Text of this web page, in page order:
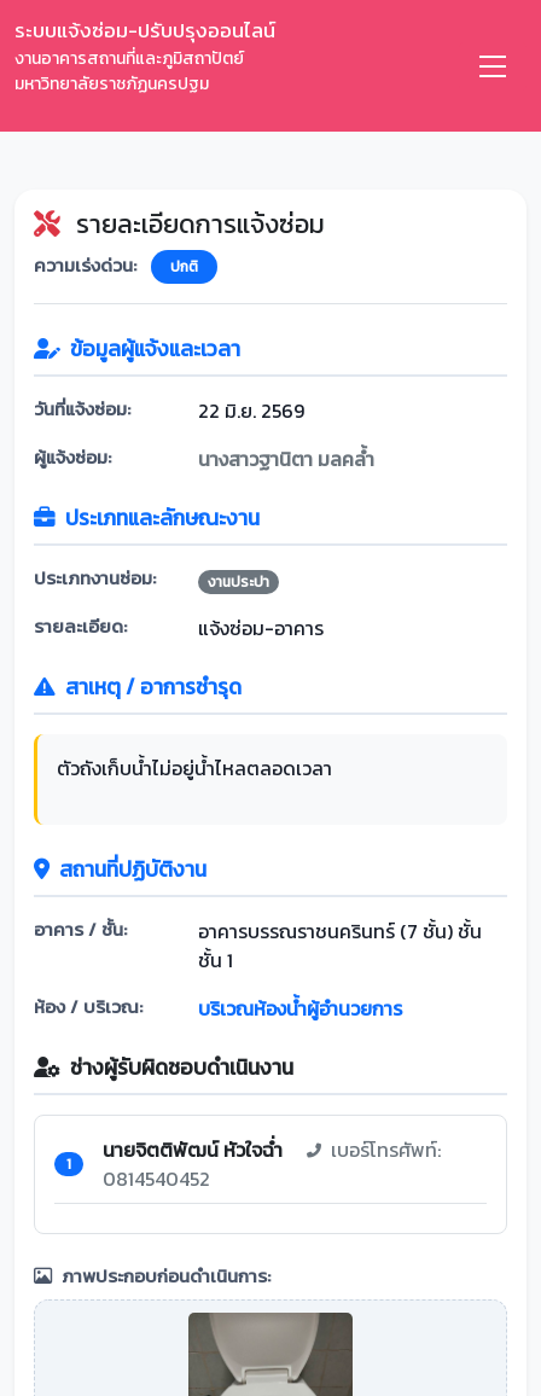
ระบบแจ้งซ่อม-ปรับปรุงออนไลน์
งานอาคารสถานที่และภูมิสถาปัตย์
มหาวิทยาลัยราชภัฏนครปฐม
รายละเอียดการแจ้งซ่อม
ความเร่งด่วน: ปกติ
ข้อมูลผู้แจ้งและเวลา
วันที่แจ้งซ่อม: 22 มิ.ย. 2569
ผู้แจ้งซ่อม: นางสาวฐานิตา มลคล้ำ
ประเภทและลักษณะงาน
ประเภทงานซ่อม: งานประปา
รายละเอียด: แจ้งซ่อม-อาคาร
สาเหตุ / อาการชำรุด
ตัวถังเก็บน้ำไม่อยู่น้ำไหลตลอดเวลา
สถานที่ปฏิบัติงาน
อาคาร / ชั้น:
อาคารบรรณราชนครินทร์ (7 ชั้น) ชั้น
ชั้น 1
ห้อง / บริเวณ: บริเวณห้องน้ำผู้อำนวยการ
ช่างผู้รับผิดชอบดำเนินงาน
1 นายจิตติพัฒน์ หัวใจฉ่ำ
เบอร์โทรศัพท์:
0814540452
ภาพประกอบก่อนดำเนินการ: